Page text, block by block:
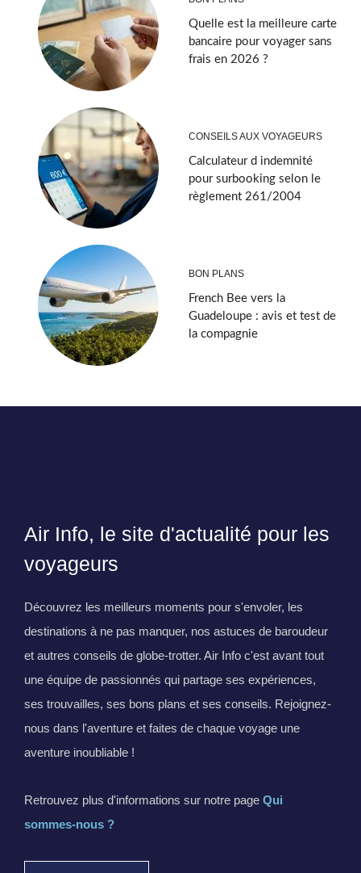
Quelle est la meilleure carte
bancaire pour voyager sans
frais en 2026 ?
CONSEILS AUX VOYAGEURS
Calculateur d indemnité
pour surbooking selon le
règlement 261/2004
BON PLANS
French Bee vers la
Guadeloupe : avis et test de
la compagnie
Air Info, le site d'actualité pour les
voyageurs
Découvrez les meilleurs moments pour s'envoler, les
destinations à ne pas manquer, nos astuces de baroudeur
et autres conseils de globe-trotter. Air Info c'est avant tout
une équipe de passionnés qui partage ses expériences,
ses trouvailles, ses bons plans et ses conseils. Rejoignez-
nous dans l'aventure et faites de chaque voyage une
aventure inoubliable !
Retrouvez plus d'informations sur notre page Qui
sommes-nous ?